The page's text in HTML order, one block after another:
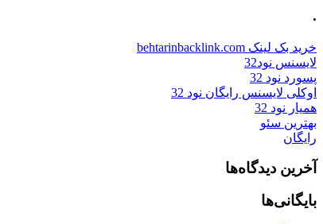
.
خرید بک لینک behtarinbacklink.com
لایسنس نود32
پسورد نود 32
اوکلی لایسنس رایگان نود 32
همیار نود 32
بهترین سئو
رایگان
آخرین دیدگاه‌ها
بایگانی‌ها